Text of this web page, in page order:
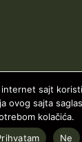
© All
sajt
ovog sajta
kolačića.
Ne